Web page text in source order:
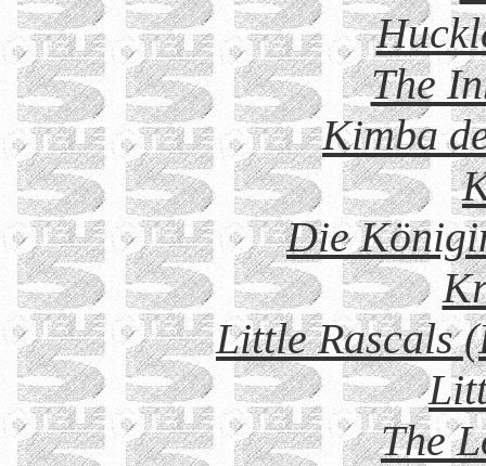
The
Kimba
Die
Little Rascals
The